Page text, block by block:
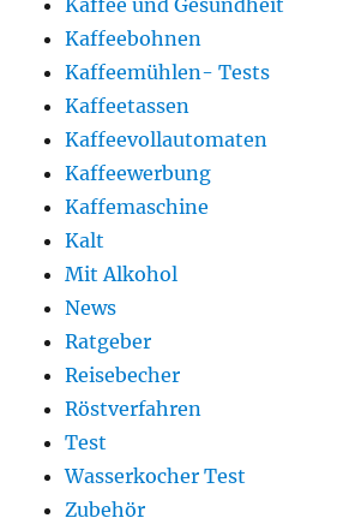
Kaffeebohnen
Kaffeemühlen- Tests
Kaffeetassen
Kaffeevollautomaten
Kaffeewerbung
Kaffemaschine
Kalt
Mit Alkohol
News
Ratgeber
Reisebecher
Röstverfahren
Test
Wasserkocher Test
Zubehör